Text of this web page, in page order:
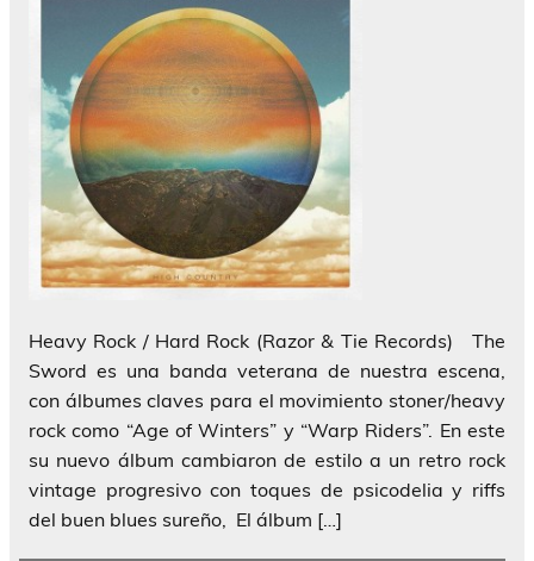
Heavy Rock / Hard Rock (Razor & Tie Records) The
Sword es una banda veterana de nuestra escena,
con álbumes claves para el movimiento stoner/heavy
rock como “Age of Winters” y “Warp Riders”. En este
su nuevo álbum cambiaron de estilo a un retro rock
vintage progresivo con toques de psicodelia y riffs
del buen blues sureño, El álbum […]